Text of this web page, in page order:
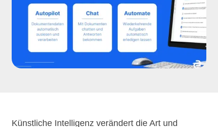
Künstliche Intelligenz verändert die Art und